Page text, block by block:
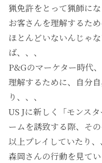
猟免許をとって猟師にな
お客さんを理解するた
ほとんどいないんじゃ
ば、、、
P&Gのマーケター時代
理解するために、自分
り、、、
US Jに新しく「モンス
ームを誘致する際、そ
以上プレイしていたり、、
森岡さんの行動を見て